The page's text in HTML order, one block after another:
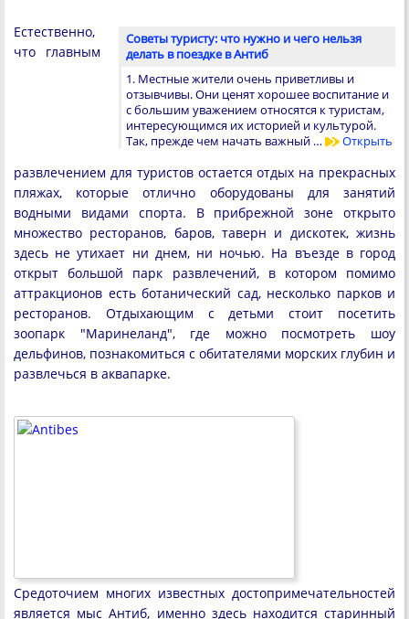
Советы туристу: что нужно и чего нельзя
делать в поездке в Антиб
1. Местные жители очень приветливы и
отзывчивы. Они ценят хорошее воспитание и
с большим уважением относятся к туристам,
интересующимся их историей и культурой.
Так, прежде чем начать важный …
Открыть
Естественно,
что главным
развлечением для туристов остается отдых на прекрасных
пляжах, которые отлично оборудованы для занятий
водными видами спорта. В прибрежной зоне открыто
множество ресторанов, баров, таверн и дискотек, жизнь
здесь не утихает ни днем, ни ночью. На въезде в город
открыт большой парк развлечений, в котором помимо
аттракционов есть ботанический сад, несколько парков и
ресторанов. Отдыхающим с детьми стоит посетить
зоопарк "Маринеланд", где можно посмотреть шоу
дельфинов, познакомиться с обитателями морских глубин и
развлечься в аквапарке.
Средоточием многих известных достопримечательностей
является мыс Антиб, именно здесь находится старинный